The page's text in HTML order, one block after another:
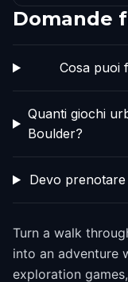
Domande
Cosa puoi
Quanti giochi
Boulder?
Devo
Turn a walk
into an adventure
exploration